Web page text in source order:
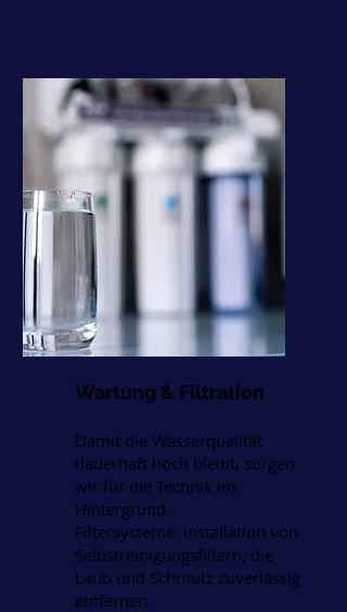
Wartung & Filtration
Damit die Wasserqualität
dauerhaft hoch bleibt, sorgen
wir für die Technik im
Hintergrund.
Filtersysteme: Installation von
Selbstreinigungsfiltern, die
Laub und Schmutz zuverlässig
entfernen.